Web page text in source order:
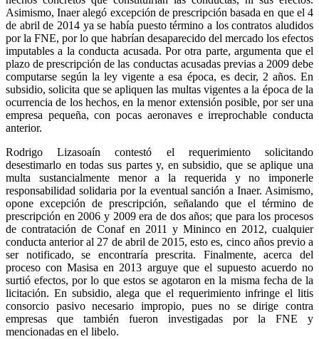
Asimismo, Inaer alegó excepción de prescripción basada en que el 4
de abril de 2014 ya se había puesto término a los contratos aludidos
por la FNE, por lo que habrían desaparecido del mercado los efectos
imputables a la conducta acusada. Por otra parte, argumenta que el
plazo de prescripción de las conductas acusadas previas a 2009 debe
computarse según la ley vigente a esa época, es decir, 2 años. En
subsidio, solicita que se apliquen las multas vigentes a la época de la
ocurrencia de los hechos, en la menor extensión posible, por ser una
empresa pequeña, con pocas aeronaves e irreprochable conducta
anterior.
Rodrigo Lizasoaín contestó el requerimiento solicitando
desestimarlo en todas sus partes y, en subsidio, que se aplique una
multa sustancialmente menor a la requerida y no imponerle
responsabilidad solidaria por la eventual sanción a Inaer. Asimismo,
opone excepción de prescripción, señalando que el término de
prescripción en 2006 y 2009 era de dos años; que para los procesos
de contratación de Conaf en 2011 y Mininco en 2012, cualquier
conducta anterior al 27 de abril de 2015, esto es, cinco años previo a
ser notificado, se encontraría prescrita. Finalmente, acerca del
proceso con Masisa en 2013 arguye que el supuesto acuerdo no
surtió efectos, por lo que estos se agotaron en la misma fecha de la
licitación. En subsidio, alega que el requerimiento infringe el litis
consorcio pasivo necesario impropio, pues no se dirige contra
empresas que también fueron investigadas por la FNE y
mencionadas en el libelo.